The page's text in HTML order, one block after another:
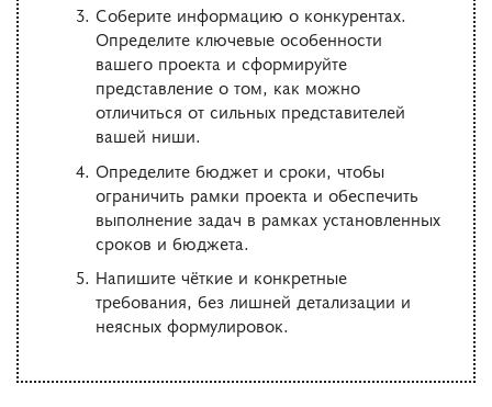
Соберите информацию о конкурентах.
Определите ключевые особенности
вашего проекта и сформируйте
представление о том, как можно
отличиться от сильных представителей
вашей ниши.
Определите бюджет и сроки, чтобы
ограничить рамки проекта и обеспечить
выполнение задач в рамках установленных
сроков и бюджета.
Напишите чёткие и конкретные
требования, без лишней детализации и
неясных формулировок.